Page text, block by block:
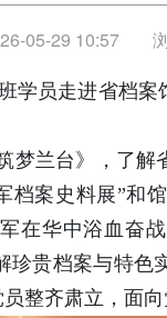
05-29 10:57
学员走进省档
梦兰台》，了
案史料展”和
在华中浴血奋
贵档案与特
整齐肃立，面向